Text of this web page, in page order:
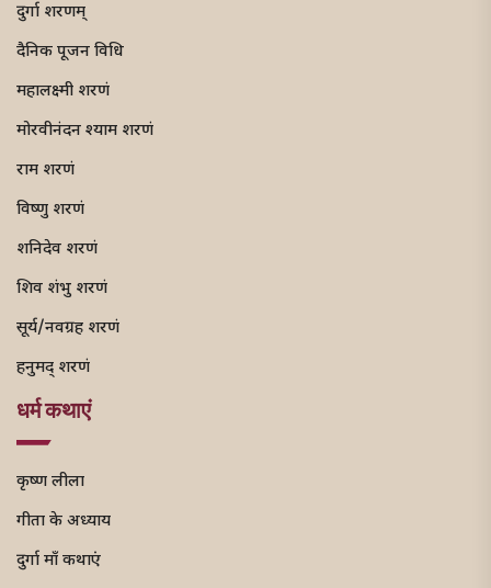
दुर्गा शरणम्
दैनिक पूजन विधि
महालक्ष्मी शरणं
मोरवीनंदन श्याम शरणं
राम शरणं
विष्णु शरणं
शनिदेव शरणं
शिव शंभु शरणं
सूर्य/नवग्रह शरणं
हनुमद् शरणं
धर्म कथाएं
कृष्ण लीला
गीता के अध्याय
दुर्गा माँ कथाएं